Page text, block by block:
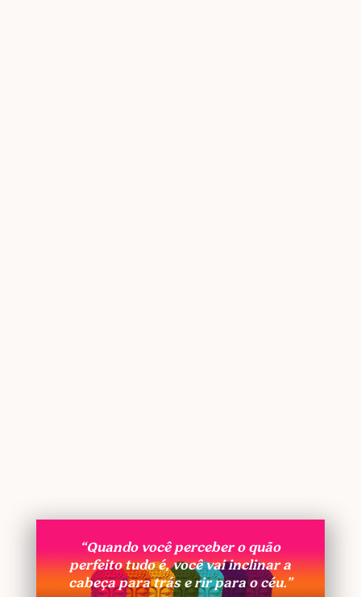
“Quando você perceber o quão
perfeito tudo é, você vai inclinar a
cabeça para trás e rir para o céu.”